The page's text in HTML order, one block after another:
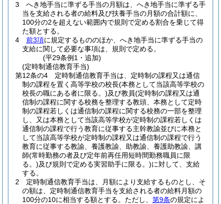
3
へき地手当に準ずる手当の月額は、へき地手当に準ずる手
当を支給される者の給料及び扶養手当の月額の合計額に、
100分の2を超えない範囲内で規則で定める割合を乗じて得
た額とする。
4
前3項に規定するもののほか、へき地手当に準ずる手当の
支給に関して必要な事項は、規則で定める。
(平29条例1・追加)
(定時制通信教育手当)
第12条の4
定時制通信教育手当は、定時制の課程又は通信
制の課程を置く高等学校の校長(本務として当該高等学校の
校長の職にある者に限る。)及び教員(定時制の課程又は通
信制の課程に関する校務を整理する教頭、本務として定時
制の課程若しくは通信制の課程に関する校務の一部を整理
し、又は本務として当該高等学校が定時制の課程若しくは
通信制の課程で行う教育に従事する主幹教諭並びに本務と
して当該高等学校が定時制の課程又は通信制の課程で行う
教育に従事する教諭、養護教諭、助教諭、養護助教諭、講
師(常時勤務の者及び定年前再任用短時間勤務職員に限
る。)及び規則で定める実習助手に限る。)に対して、支給
する。
2
定時制通信教育手当は、月額により支給するものとし、そ
の額は、定時制通信教育手当を支給される者の給料月額の
100分の10に相当する額とする。 ただし、 第9条の規定によ